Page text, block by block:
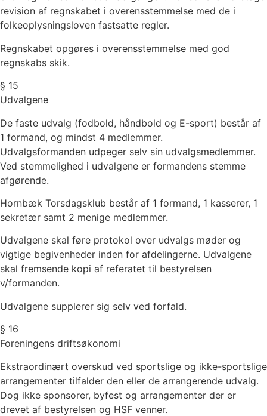
revision af regnskabet i overensstemmelse med de i
folkeoplysningsloven fastsatte regler.
Regnskabet opgøres i overensstemmelse med god
regnskabs skik.
§ 15
Udvalgene
De faste udvalg (fodbold, håndbold og E-sport) består af
1 formand, og mindst 4 medlemmer.
Udvalgsformanden udpeger selv sin udvalgsmedlemmer.
Ved stemmelighed i udvalgene er formandens stemme
afgørende.
Hornbæk Torsdagsklub består af 1 formand, 1 kasserer, 1
sekretær samt 2 menige medlemmer.
Udvalgene skal føre protokol over udvalgs møder og
vigtige begivenheder inden for afdelingerne. Udvalgene
skal fremsende kopi af referatet til bestyrelsen
v/formanden.
Udvalgene supplerer sig selv ved forfald.
§ 16
Foreningens driftsøkonomi
Ekstraordinært overskud ved sportslige og ikke-sportslige
arrangementer tilfalder den eller de arrangerende udvalg.
Dog ikke sponsorer, byfest og arrangementer der er
drevet af bestyrelsen og HSF venner.